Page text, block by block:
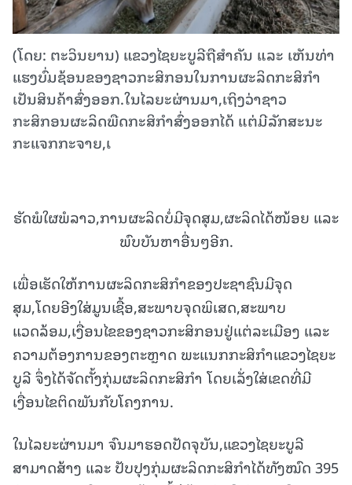
(ໂດຍ: ຕະວິນຍານ) ແຂວງໄຊຍະບູລີຖືສໍາຄັນ ແລະ ເຫັນທ່າ
ແຮງບົ່ມຊ້ອນຂອງຊາວກະສິກອນໃນການຜະລິດກະສິກໍາ
ເປັນສິນຄ້າສົ່ງອອກ.ໃນໄລຍະຜ່ານມາ,ເຖິງວ່າຊາວ
ກະສິກອນຜະລິດພືດກະສິກໍາສົ່ງອອກໄດ້ ແຕ່ມີລັກສະນະ
ກະແຈກກະຈາຍ,ເ
ຮັດພໍໃຜພໍລາວ,ການຜະລິດບໍ່ມີຈຸດສຸມ,ຜະລິດໄດ້ໜ້ອຍ ແລະ
ພົບບັນຫາອື່ນໆອີກ.
ເພື່ອເຮັດໃຫ້ການຜະລິດກະສິກໍາຂອງປະຊາຊົນມີຈຸດ
ສຸມ,ໂດຍອີງໃສ່ມູນເຊື້ອ,ສະພາບຈຸດພິເສດ,ສະພາບ
ແວດລ້ອມ,ເງື່ອນໄຂຂອງຊາວກະສິກອນຢູ່ແຕ່ລະເມືອງ ແລະ
ຄວາມຕ້ອງການຂອງຕະຫຼາດ ພະແນກກະສິກໍາແຂວງໄຊຍະ
ບູລີ ຈຶ່ງໄດ້ຈັດຕັ້ງກຸ່ມຜະລິດກະສິກໍາ ໂດຍເລັ່ງໃສ່ເຂດທີ່ມີ
ເງື່ອນໄຂຕິດພັນກັບໂຄງການ.
ໃນໄລຍະຜ່ານມາ ຈົນມາຮອດປັດຈຸບັນ,ແຂວງໄຊຍະບູລີ
ສາມາດສ້າງ ແລະ ປັບປຸງກຸ່ມຜະລິດກະສິກໍາໄດ້ທັງໝົດ 395